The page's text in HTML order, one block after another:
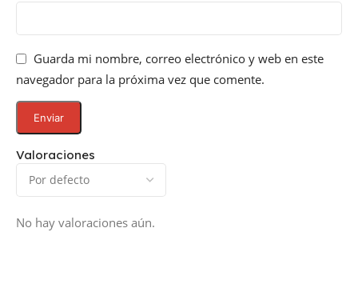
Valoraciones
No hay valoraciones aún.
Guarda mi nombre, correo electrónico y web en este
navegador para la próxima vez que comente.